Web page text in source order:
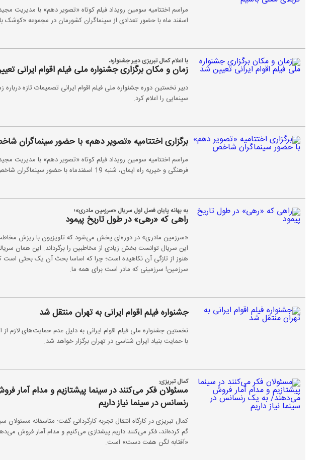
مراسم اختتامیه سومین رویداد فیلم کوتاه «تصویر دهم» با مدیریت
اسفند ماه با حضور تعدادی از سینماگران کشورمان در مجموعه «کوشک
با اعلام کمال تبریزی دبیر جشنواره،
زمان و مکان برگزاری جشنواره ملی فیلم اقوام ایرانی
دبیر نخستین دوره جشنواره ملی فیلم اقوام ایرانی تصمیمات تازه‌ درباره
سینمایی را اعلام کرد.
برگزاری اختتامیه «تصویر دهم» با حضور سینماگران
مراسم اختتامیه سومین رویداد فیلم کوتاه «تصویر دهم» با مدیریت
فرهنگی و خیریه راه ایمان، شنبه 19 اسفندماه با حضور سینماگران شاخص ایرانی برگزار می‌شود.
به بهانه پایان فصل اول سریال «سرزمین مادری»؛
راهی که «رهی» در طول تاریخ پیمود
«سرزمین مادری» در دوره‌ای پخش می‌شود که تلویزیون با ریزش
این سریال توانست بخش زیادی از مخاطبین را برگرداند. این همان
هنوز از تازگی آن نکاهیده است؛ چرا که اساسا بحث آن یک بحثی است
سرزمین! سرزمینی که مادر است برای همه ما.
جشنواره فیلم اقوام ایرانی به تهران منتقل شد
نخستین جشنواره ملی فیلم اقوام ایرانی به دلیل عدم حمایت‌های لازم از
با حمایت بنیاد ایران شناسی در تهران برگزار خواهد شد.
کمال تبریزی:
مسئولان فکر می‌کنند در سینما پیشتازیم و مدام آمار
رنسانس در سینما نیاز داریم
کمال تبریزی در کارگاه انتقال تجربه کارگردانی گفت: متاسفانه مسئولان
گم کرده‌اند، فکر می‌کنند داریم پیشتازی می‌کنیم و مدام آمار فروش
«آفتابه لگن هفت دست» است.